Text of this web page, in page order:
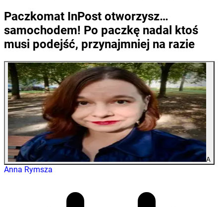
Paczkomat InPost otworzysz…
samochodem! Po paczkę nadal ktoś
musi podejść, przynajmniej na razie
A
Anna Rymsza